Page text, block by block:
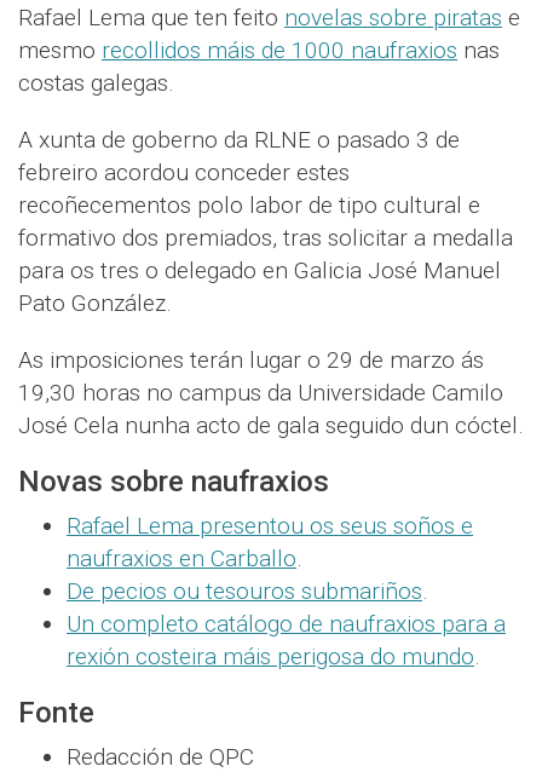
Rafael Lema que ten feito novelas sobre piratas e
mesmo recollidos máis de 1000 naufraxios nas
costas galegas.
A xunta de goberno da RLNE o pasado 3 de
febreiro acordou conceder estes
recoñecementos polo labor de tipo cultural e
formativo dos premiados, tras solicitar a medalla
para os tres o delegado en Galicia José Manuel
Pato González.
As imposiciones terán lugar o 29 de marzo ás
19,30 horas no campus da Universidade Camilo
José Cela nunha acto de gala seguido dun cóctel.
Novas sobre naufraxios
Rafael Lema presentou os seus soños e
naufraxios en Carballo.
De pecios ou tesouros submariños.
Un completo catálogo de naufraxios para a
rexión costeira máis perigosa do mundo.
Fonte
Redacción de QPC